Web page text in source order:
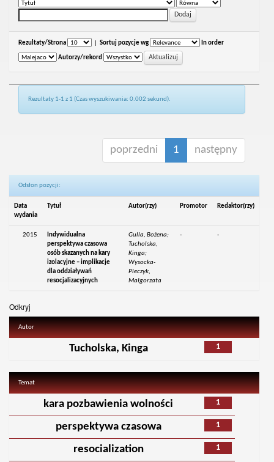
Rezultaty/Strona Sortuj pozycje wg In order
Autorzy/rekord
Rezultaty 1-1 z 1 (Czas wyszukiwania: 0.002 sekund).
poprzedni 1 następny
Odsłon pozycji:
Data
wydania
Tytuł Autor(rzy) Promotor Redaktor(rzy)
2015
Indywidualna
perspektywa czasowa
osób skazanych na kary
izolacyjne – implikacje
dla oddziaływań
resocjalizacyjnych
Gulla, Bożena;
Tucholska,
Kinga;
Wysocka-
Pleczyk,
Małgorzata
- -
Odkryj
Autor
1
Tucholska, Kinga
Temat
1
kara pozbawienia wolności
1
perspektywa czasowa
1
resocialization